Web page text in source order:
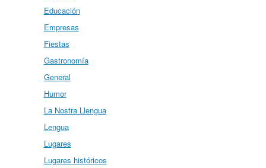
Educación
Empresas
Fiestas
Gastronomía
General
Humor
La Nostra Llengua
Lengua
Lugares
Lugares históricos